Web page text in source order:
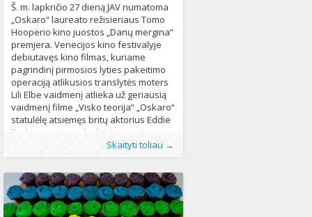
Š. m. lapkričio 27 dieną JAV numatoma
„Oskaro“ laureato režisieriaus Tomo
Hooperio kino juostos „Danų mergina“
premjera. Venecijos kino festivalyje
debiutavęs kino filmas, kuriame
pagrindinį pirmosios lyties pakeitimo
operaciją atlikusios translytės moters
Lili Elbe vaidmenį atlieka už geriausią
vaidmenį filme „Visko teorija“ „Oskaro“
statulėlę atsiėmęs britų aktorius Eddie
Redmayne’as, sulaukė itin pozityvių
kino kritikų įvertinimų. Skaityti toliau →
Publikavo:Aliona, LGL
Kategorijos:Kultūra,LGBT pasaulyje,
Naujienos,Pasaulyje443
Žymos:homoseksualūs asmenys,kinas,lytinė
tapatybė,translyčiai asmenys,translyčių